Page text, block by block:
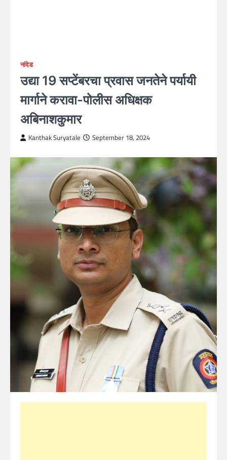
नांदेड
उद्या 19 सप्टेंबरचा प्रवास जनतेने पर्यायी
मार्गाने करावा-पोलीस अधिक्षक
अबिनाशकुमार
Kanthak Suryatale September 18, 2024